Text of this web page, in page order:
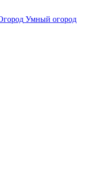
Умный огород